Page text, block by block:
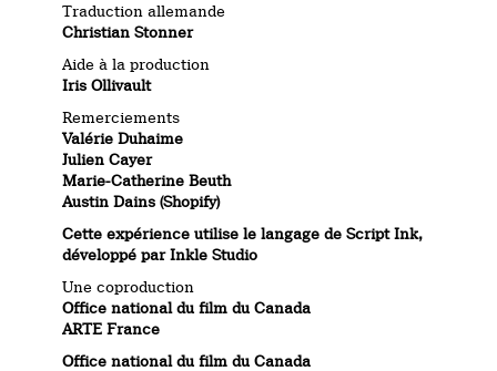
Traduction allemande
Christian Stonner
Aide à la production
Iris Ollivault
Remerciements
Valérie Duhaime
Julien Cayer
Marie-Catherine Beuth
Austin Dains (Shopify)
Cette expérience utilise le langage de Script Ink,
développé par Inkle Studio
Une coproduction
Office national du film du Canada
ARTE France
Office national du film du Canada